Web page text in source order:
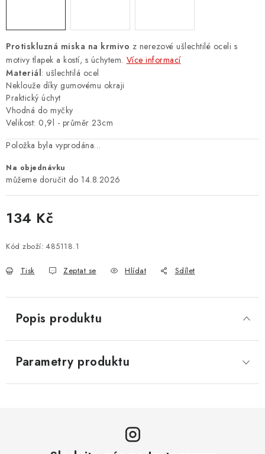
Jak vyměnit či vrátit zboží
Podmínky ochrany osobních údajů
Obchodní podmínky
Doprava a platba
Protiskluzná miska na krmivo z nerezové ušlechtilé oceli s
motivy tlapek a kostí, s úchytem. Více informací
Materiál: ušlechtilá ocel
Neklouže díky gumovému okraji
Praktický úchyt
Vhodná do myčky
Velikost: 0,9l - průměr 23cm
Položka byla vyprodána…
Na objednávku
14.8.2026
134 Kč
Kód zboží: 485118.1
Tisk Zeptat se Hlídat Sdílet
Popis produktu
Parametry produktu